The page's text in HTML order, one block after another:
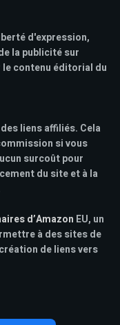
d'expression,
la publicité sur
le contenu éditorial du
liens affiliés. Cela
si vous
surcoût pour
du site et à la
d’Amazon EU, un
à des sites de
de liens vers